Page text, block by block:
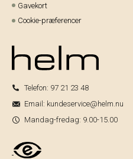
Gavekort
Cookie-præferencer
Telefon: 97 21 23 48
Email: kundeservice@helm.nu
Mandag-fredag: 9.00-15.00